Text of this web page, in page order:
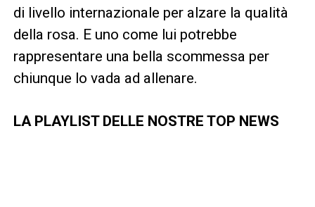
di livello internazionale per alzare la qualità
della rosa. E uno come lui potrebbe
rappresentare una bella scommessa per
chiunque lo vada ad allenare.
LA PLAYLIST DELLE NOSTRE TOP NEWS